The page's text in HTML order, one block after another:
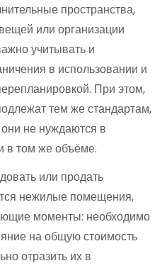
пространства,
или организации
учитывать и
в использовании и
При этом,
тем же стандартам,
не нуждаются в
в том же объёме.
или продать
нежилые помещения,
моменты: необходимо
на общую стоимость
отразить их в